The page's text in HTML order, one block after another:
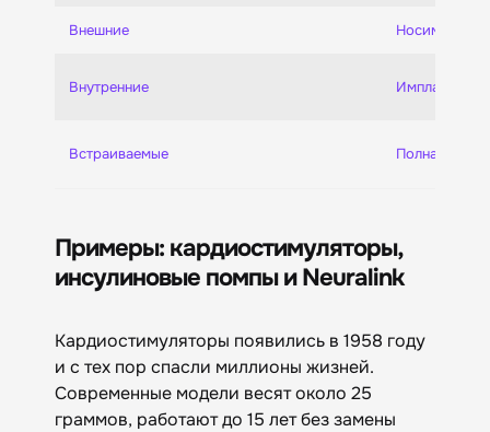
Внешние Носимые
Внутренние
Встраиваемые Полная
Примеры: кардиостимуляторы,
инсулиновые помпы и Neuralink
Кардиостимуляторы появились в 1958 году
и с тех пор спасли миллионы жизней.
Современные модели весят около 25
граммов, работают до 15 лет без замены